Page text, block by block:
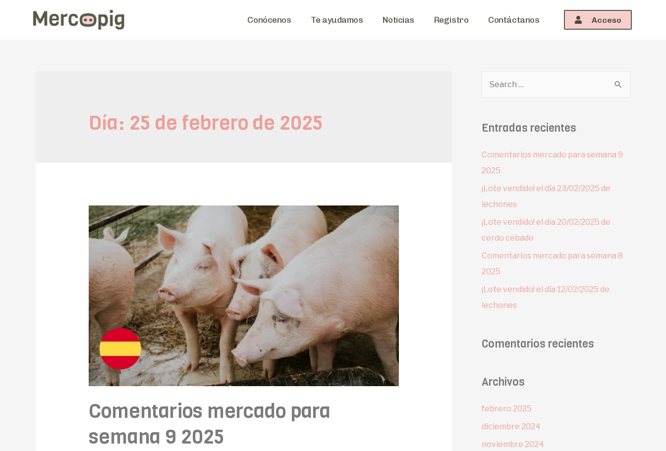
Conócenos Te ayudamos Noticias Registro Contáctanos Acceso
Día: 25 de febrero de 2025
Comentarios mercado para
semana 9 2025
Entradas recientes
Comentarios mercado para semana 9
2025
¡Lote vendido! el día 23/02/2025 de
lechones
¡Lote vendido! el día 20/02/2025 de
cerdo cebado
Comentarios mercado para semana 8
2025
¡Lote vendido! el día 12/02/2025 de
lechones
Comentarios recientes
Archivos
febrero 2025
diciembre 2024
noviembre 2024